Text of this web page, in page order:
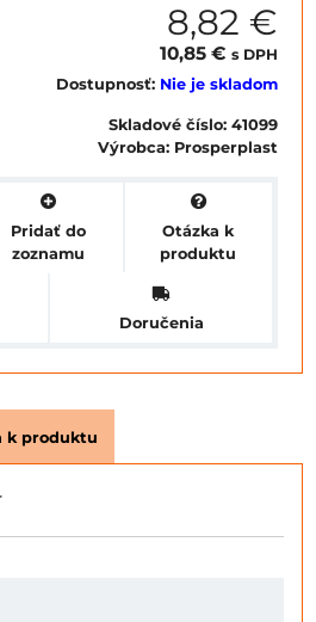
8,82 €
10,85 € s DPH
Dostupnosť: Nie je skladom
Skladové číslo: 41099
Výrobca: Prosperplast
Pridať do
zoznamu
Otázka k
produktu
Doručenia
k produktu